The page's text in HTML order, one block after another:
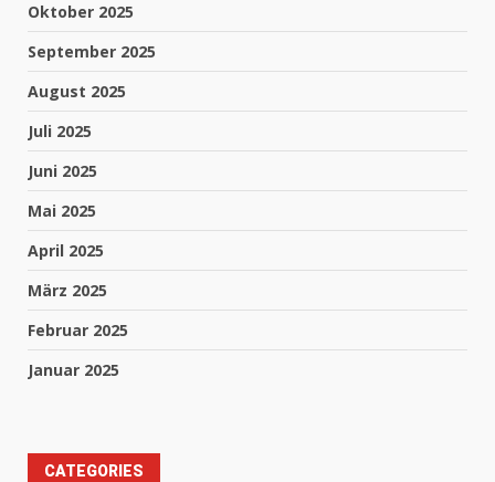
Oktober 2025
September 2025
August 2025
Juli 2025
Juni 2025
Mai 2025
April 2025
März 2025
Februar 2025
Januar 2025
CATEGORIES